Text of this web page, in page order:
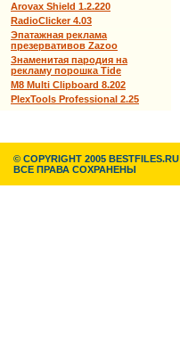
Arovax Shield 1.2.220
RadioClicker 4.03
Эпатажная реклама
презервативов Zazoo
Знаменитая пародия на
рекламу порошка Tide
M8 Multi Clipboard 8.202
PlexTools Professional 2.25
© COPYRIGHT 2005 BESTFILES.RU
ВСЕ ПРАВА СОХРАНЕНЫ